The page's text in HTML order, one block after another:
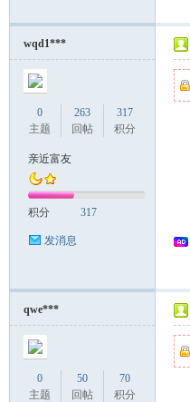
源
wqd1***
0
主题
263
回帖
317
积分
亲近富友
积分 317
发消息
qwe***
0
主题
50
回帖
70
积分